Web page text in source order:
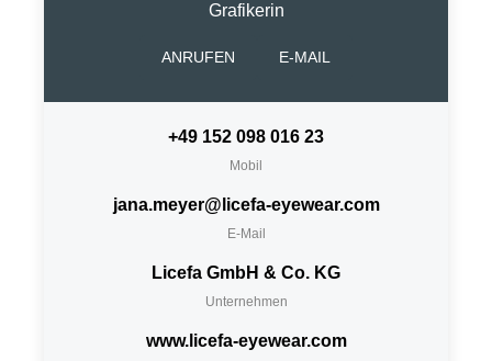
Grafikerin
ANRUFEN E-MAIL
+49 152 098 016 23
Mobil
jana.meyer@licefa-eyewear.com
E-Mail
Licefa GmbH & Co. KG
Unternehmen
www.licefa-eyewear.com